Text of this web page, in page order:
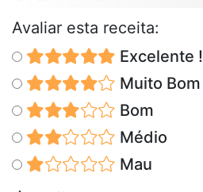
Avaliar esta receita:
Excelente !
Muito Bom
Bom
Médio
Mau